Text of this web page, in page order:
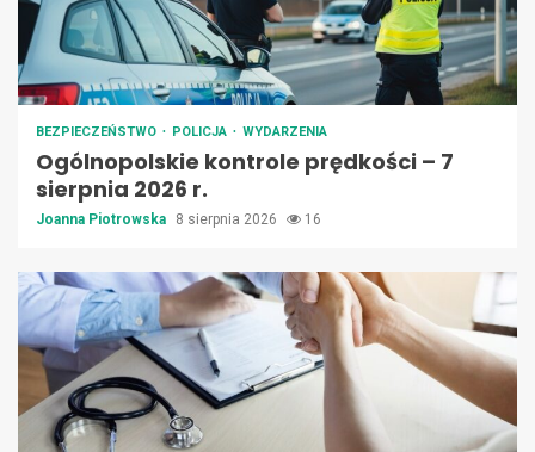
BEZPIECZEŃSTWO POLICJA WYDARZENIA
Ogólnopolskie kontrole prędkości – 7
sierpnia 2026 r.
Joanna Piotrowska 8 sierpnia 2026 16